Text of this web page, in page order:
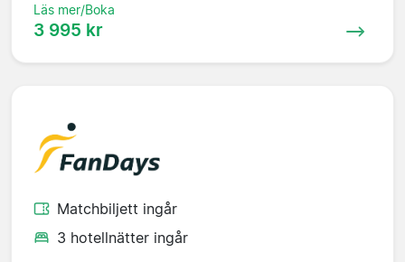
Läs mer/Boka
3 995 kr
Matchbiljett ingår
3 hotellnätter ingår